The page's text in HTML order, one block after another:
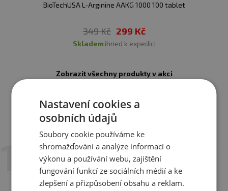
BioTechUSA L-Arginine AAKG 1000 100 tablet
349 Kč 299 Kč
skladem ihned k expedici
Zobrazit všechny produkty v akci
Recenze Hodnotilo již 85 zákazníků
5. 6. 2026 v 09:27
Pavla BLažejovská
Varianta: purpurová
Nastavení cookies a
osobních údajů
Soubory cookie používáme ke
shromažďování a analýze informací o
výkonu a používání webu, zajištění
fungování funkcí ze sociálních médií a ke
zlepšení a přizpůsobení obsahu a reklam.